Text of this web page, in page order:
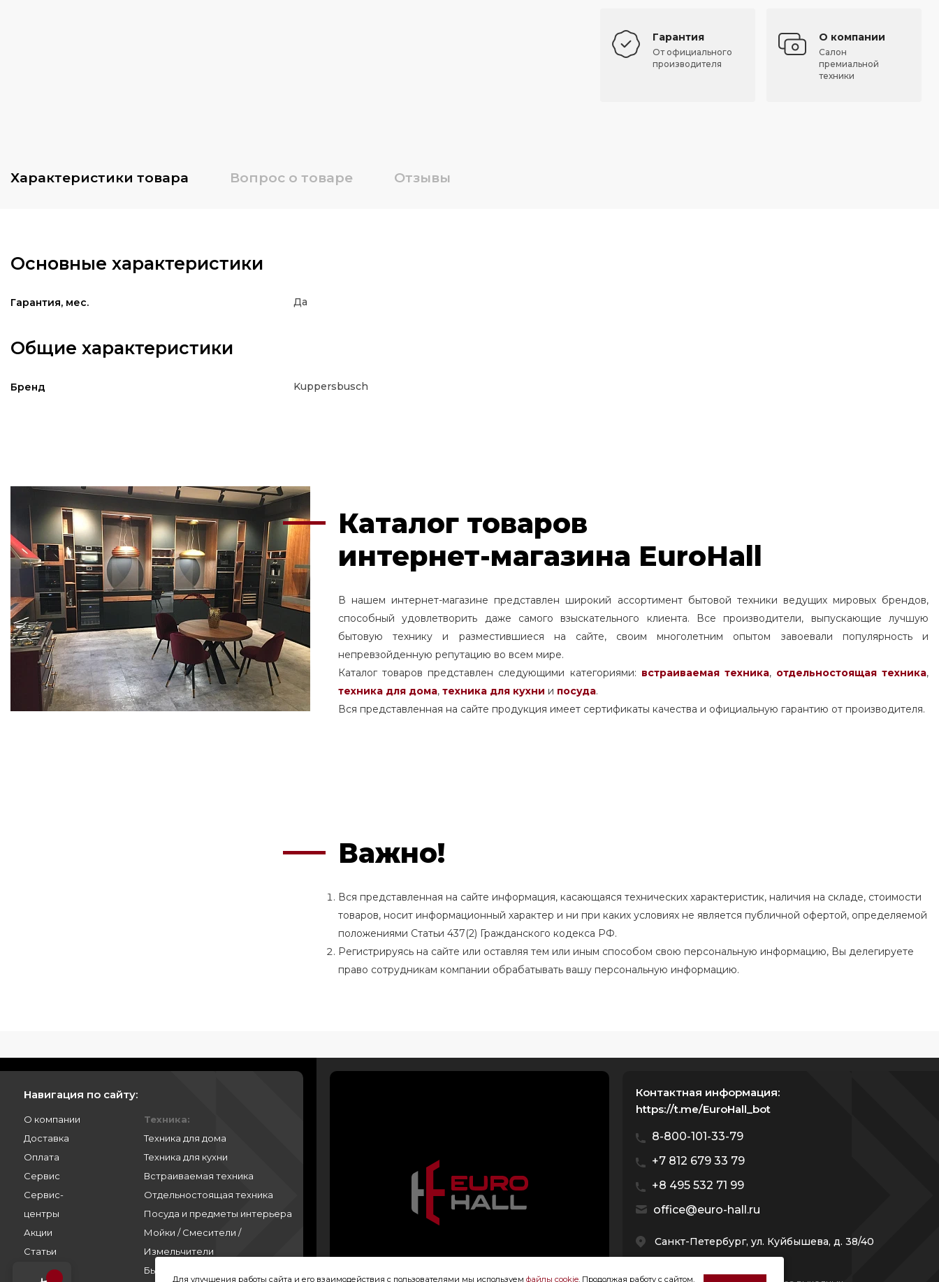
Гарантия
От официального
производителя
О компании
Салон
премиальной
техники
Характеристики товара Вопрос о товаре Отзывы
Основные характеристики
Гарантия, мес. Да
Общие характеристики
Бренд Kuppersbusch
Каталог товаров
интернет-магазина EuroHall
В нашем интернет-магазине представлен широкий ассортимент бытовой техники ведущих мировых брендов,
способный удовлетворить даже самого взыскательного клиента. Все производители, выпускающие лучшую
бытовую технику и разместившиеся на сайте, своим многолетним опытом завоевали популярность и
непревзойденную репутацию во всем мире.
Каталог товаров представлен следующими категориями: встраиваемая техника, отдельностоящаятехника,
техника для дома, техника для кухни и посуда.
Вся представленная на сайте продукция имеет сертификаты качества и официальную гарантию от производителя.
Важно!
Вся представленная на сайте информация, касающаяся технических характеристик, наличия на складе, стоимости
товаров, носит информационный характер и ни при каких условиях не является публичной офертой, определяемой
положениями Статьи 437(2) Гражданского кодекса РФ.
Регистрируясь на сайте или оставляя тем или иным способом свою персональную информацию, Вы делегируете
право сотрудникам компании обрабатывать вашу персональную информацию.
Навигация по сайту:
О компании
Доставка
Оплата
Сервис
Сервис-
центры
Акции
Статьи
Контакты
Техника:
Техника для дома
Техника для кухни
Встраиваемая техника
Отдельностоящая техника
Посуда и предметы интерьера
Мойки / Смесители /
Измельчители
Бытовая химия
Контактная информация:
https://t.me/EuroHall_bot
8-800-101-33-79
+7 812 679 33 79
+8 495 532 71 99
office@euro-hall.ru
Санкт-Петербург, ул. Куйбышева, д. 38/40
Для улучшения работы сайта и его взаимодействия с пользователями мы используем файлы cookie. Продолжая работу с сайтом,